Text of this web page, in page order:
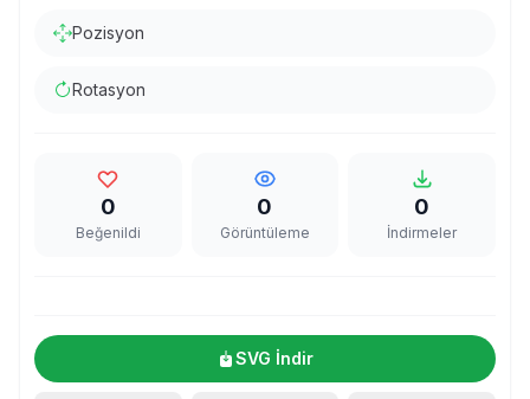
Pozisyon
Rotasyon
0
Beğenildi
0
Görüntüleme
0
İndirmeler
SVG İndir